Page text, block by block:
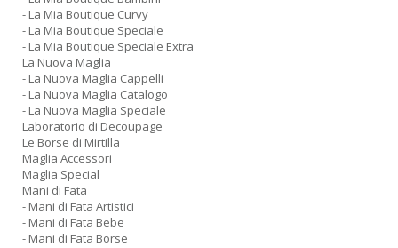
- La Mia Boutique Curvy
- La Mia Boutique Speciale
- La Mia Boutique Speciale Extra
La Nuova Maglia
- La Nuova Maglia Cappelli
- La Nuova Maglia Catalogo
- La Nuova Maglia Speciale
Laboratorio di Decoupage
Le Borse di Mirtilla
Maglia Accessori
Maglia Special
Mani di Fata
- Mani di Fata Artistici
- Mani di Fata Bebe
- Mani di Fata Borse